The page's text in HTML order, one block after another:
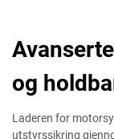
og
Laderen for
utstyrssikring